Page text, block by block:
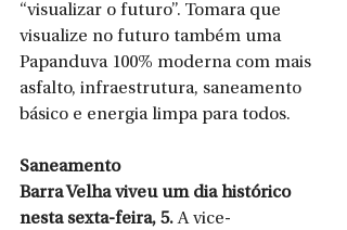
“visualizar o futuro”. Tomara que
visualize no futuro também uma
Papanduva 100% moderna com mais
asfalto, infraestrutura, saneamento
básico e energia limpa para todos.
Saneamento
Barra Velha viveu um dia histórico
nesta sexta-feira, 5. A vice-